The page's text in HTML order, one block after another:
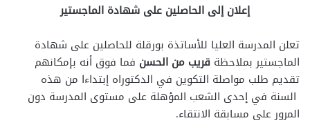
إعلان إلى الحاصلين على شهادة الماجستير
تعلن المدرسة العليا للأساتذة بورقلة للحاصلين على شهادة
الماجستير بملاحظة قريب من الحسن فما فوق أنه بإمكانهم
تقديم طلب مواصلة التكوين في الدكتوراه إبتداءا من هذه
السنة في إحدى الشعب المؤهلة على مستوى المدرسة دون
المرور على مسابقة الانتقاء.